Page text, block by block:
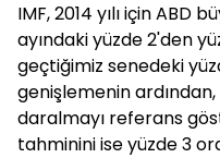
IMF, 2014 yılı için ABD
ayındaki yüzde 2'den
geçtiğimiz senedeki
genişlemenin
daralmayı referans
tahminini ise yüzde 3